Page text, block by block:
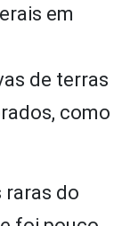
em
de terras
como
raras do